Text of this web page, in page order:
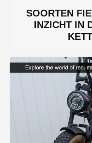
SOORTEN
INZICHT IN